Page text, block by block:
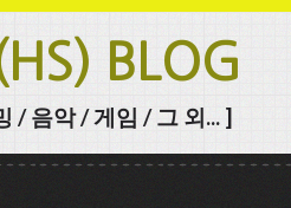
BLOG
/ 음악 / 게임 / 그 외... ]